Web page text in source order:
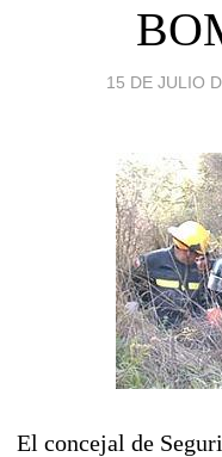
15 DE JULIO
El concejal de